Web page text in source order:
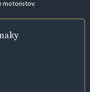
motoristov.